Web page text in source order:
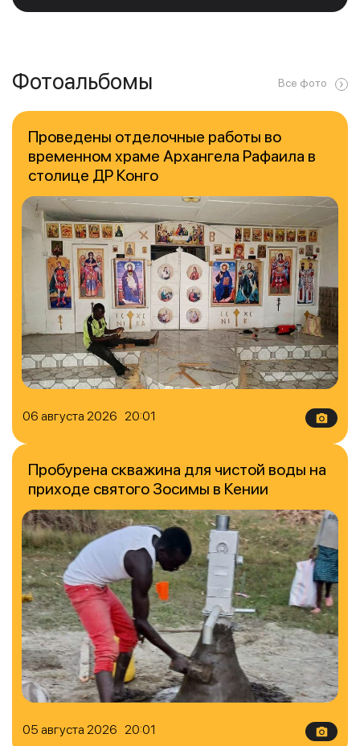
Фотоальбомы Все фото
06 августа 2026 20:01
Проведены отделочные работы во
временном храме Архангела Рафаила в
столице ДР Конго
05 августа 2026 20:01
Пробурена скважина для чистой воды на
приходе святого Зосимы в Кении